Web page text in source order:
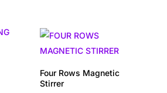
Four Rows Magnetic
Stirrer